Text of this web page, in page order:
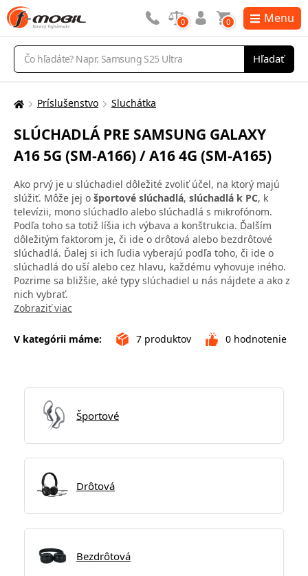
Vyhľadávanie
Hľadať
0 0 Menu
Tu
nachádzate:
Príslušenstvo Sluchátka
SLÚCHADLÁ PRE SAMSUNG GALAXY
A16 5G (SM-A166) / A16 4G (SM-A165)
Ako prvý je u slúchadiel dôležité zvoliť účel, na ktorý majú
slúžiť. Môže jej o športové slúchadlá, slúchadlá k PC, k
televízii, mono slúchadlo alebo slúchadlá s mikrofónom.
Podľa toho sa totiž líšia ich výbava a konštrukcia. Ďalším
dôležitým faktorom je, či ide o drôtová alebo bezdrôtové
slúchadlá. Ďalej si ich ľudia vyberajú podľa toho, či ide o
slúchadlá do uší alebo cez hlavu, každému vyhovuje iného.
Pozrime sa bližšie, aké typy slúchadiel u nás nájdete a ako z
nich vybrať.
Zobraziť viac
V kategórii máme: 7 produktov 0 hodnotenie
Športové
Drôtová
Bezdrôtová